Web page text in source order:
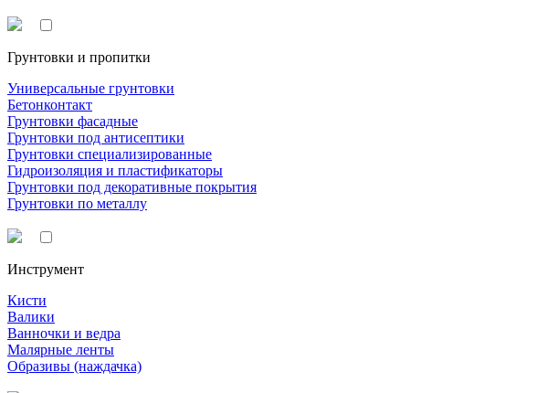
Грунтовки и пропитки
Универсальные грунтовки
Бетонконтакт
Грунтовки фасадные
Грунтовки под антисептики
Грунтовки специализированные
Гидроизоляция и пластификаторы
Грунтовки под декоративные покрытия
Грунтовки по металлу
Инструмент
Кисти
Валики
Ванночки и ведра
Малярные ленты
Образивы (наждачка)